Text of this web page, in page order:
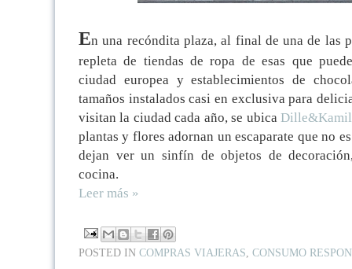
En una recóndita plaza, al final de una de las
repleta de tiendas de ropa de esas que
ciudad europea y establecimientos de
tamaños instalados casi en exclusiva para
visitan la ciudad cada año, se ubica
plantas y flores adornan un escaparate que no
dejan ver un sinfín de objetos de
cocina.
Leer más »
POSTED IN COMPRAS VIAJERAS CONSUMO